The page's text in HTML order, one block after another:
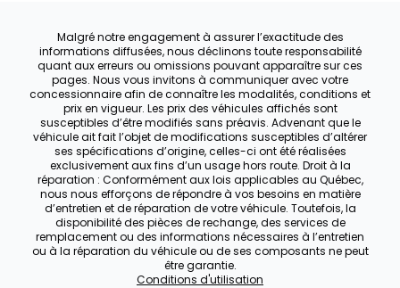
Malgré notre engagement à assurer l’exactitude des
informations diffusées, nous déclinons toute responsabilité
quant aux erreurs ou omissions pouvant apparaître sur ces
pages. Nous vous invitons à communiquer avec votre
concessionnaire afin de connaître les modalités, conditions et
prix en vigueur. Les prix des véhicules affichés sont
susceptibles d’être modifiés sans préavis. Advenant que le
véhicule ait fait l’objet de modifications susceptibles d’altérer
ses spécifications d’origine, celles-ci ont été réalisées
exclusivement aux fins d’un usage hors route. Droit à la
réparation : Conformément aux lois applicables au Québec,
nous nous efforçons de répondre à vos besoins en matière
d’entretien et de réparation de votre véhicule. Toutefois, la
disponibilité des pièces de rechange, des services de
remplacement ou des informations nécessaires à l’entretien
ou à la réparation du véhicule ou de ses composants ne peut
être garantie.
Conditions d'utilisation